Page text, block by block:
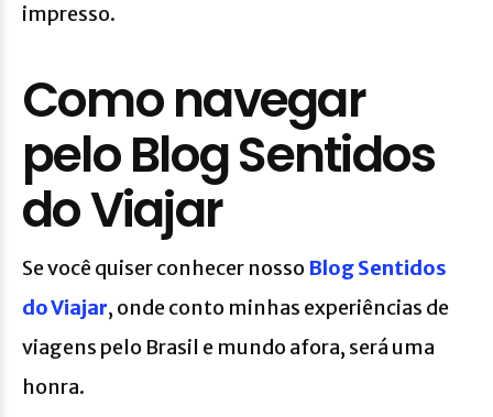
impresso.
Como navegar
pelo Blog Sentidos
do Viajar
Se você quiser conhecer nosso Blog Sentidos
do Viajar, onde conto minhas experiências de
viagens pelo Brasil e mundo afora, será uma
honra.